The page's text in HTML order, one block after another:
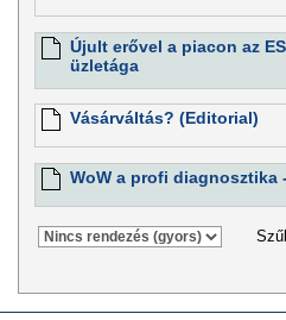
Újult erővel a piacon az
üzletága
Vásárváltás? (Editorial)
WoW a profi diagnosztika